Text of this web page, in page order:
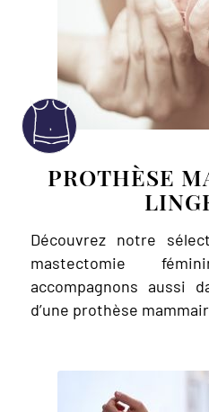
PROTHÈSE
Découvrez notre
mastectomie
accompagnons aussi
d’une prothèse